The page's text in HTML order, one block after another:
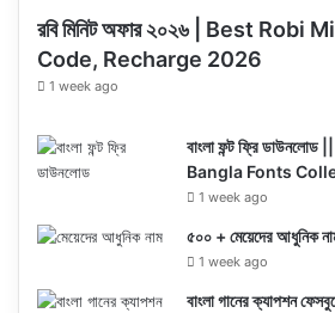
রবি মিনিট অফার ২০২৬ | Best
Code, Recharge 2026
1 week ago
বাংলা ফন্ট ফ্রি
Bangla Fonts
1 week ago
৫০০ + মেয়েদের আধুনিক
1 week ago
বাংলা গানের ক্যাপশন